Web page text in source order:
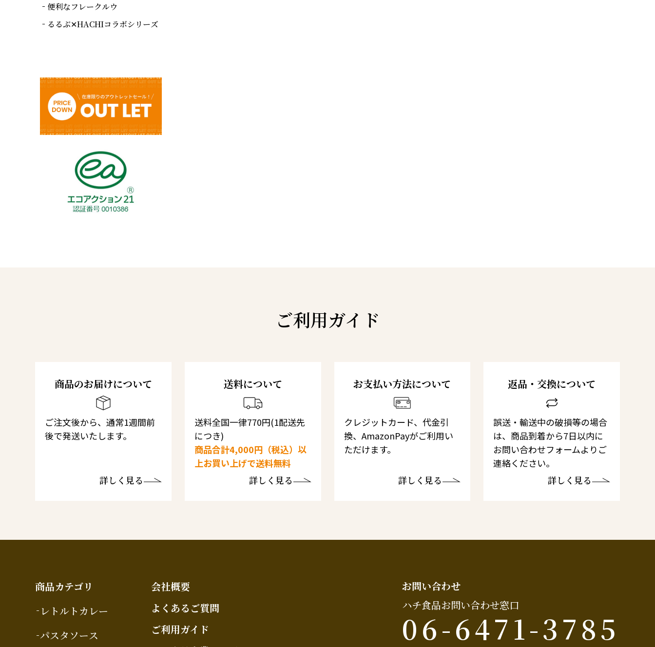
便利なフレークルウ
るるぶ✕HACHIコラボシリーズ
ご利用ガイド
商品のお届けについて
ご注文後から、通常1週間前
後で発送いたします。
詳しく見る
送料について
送料全国一律770円(1配送先
につき)
商品合計4,000円（税込）以
上お買い上げで送料無料
詳しく見る
お支払い方法について
クレジットカード、代金引
換、AmazonPayがご利用い
ただけます。
詳しく見る
返品・交換について
誤送・輸送中の破損等の場合
は、商品到着から7日以内に
お問い合わせフォームよりご
連絡ください。
詳しく見る
商品カテゴリ
レトルトカレー
パスタソース
会社概要
よくあるご質問
ご利用ガイド
お問い合わせ
ハチ食品お問い合わせ窓口
06-6471-3785